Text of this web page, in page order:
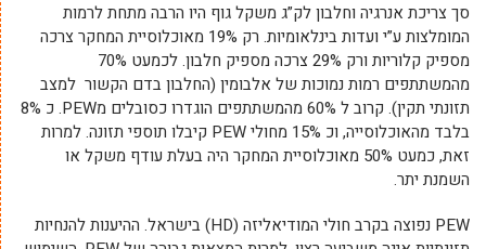
סך צריכת אנרגיה וחלבון לק”ג משקל גוף היו הרבה מתחת לרמות
המומלצות ע”י ועדות בינלאומיות. רק 19% מאוכלוסיית המחקר צרכה
מספיק קלוריות ורק 29% צרכה מספיק חלבון. לכמעט 70%
מהמשתתפים רמות נמוכות של אלבומין (החלבון בדם הקשור למצב
תזונתי תקין). קרוב ל 60% מהמשתתפים הוגדרו כסובלים מPEW. כ 8%
בלבד מהאוכלוסייה, וכ 15% מחולי PEW קיבלו תוספי תזונה. למרות
זאת, כמעט 50% מאוכלוסיית המחקר היה בעלת עודף משקל או
השמנת יתר.
PEW נפוצה בקרב חולי המודיאליזה (HD) בישראל. ההיענות להנחיות